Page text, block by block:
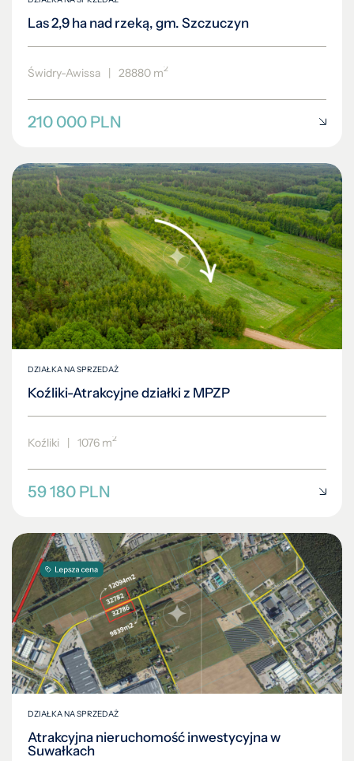
Las 2,9 ha nad rzeką, gm. Szczuczyn
Świdry-Awissa | 28880 m2
210 000 PLN
DZIAŁKA NA SPRZEDAŻ
Koźliki-Atrakcyjne działki z MPZP
Koźliki | 1076 m2
59 180 PLN
DZIAŁKA NA SPRZEDAŻ
Atrakcyjna nieruchomość inwestycyjna w
Suwałkach